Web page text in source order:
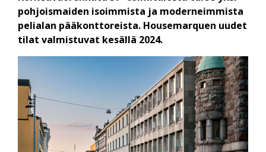
pohjoismaiden isoimmista ja moderneimmista
pelialan pääkonttoreista. Housemarquen uudet
tilat valmistuvat kesällä 2024.